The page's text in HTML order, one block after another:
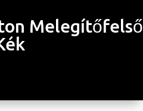
Melegítőfelső